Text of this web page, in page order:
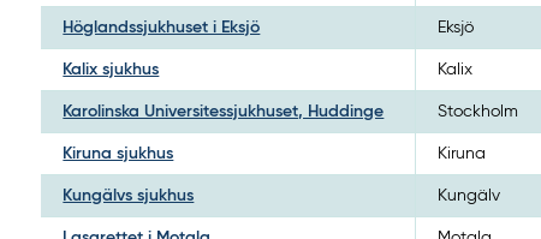
Höglandssjukhuset i Eksjö Eksjö
Kalix sjukhus Kalix
Karolinska Universitessjukhuset, Huddinge Stockholm
Kiruna sjukhus Kiruna
Kungälvs sjukhus Kungälv